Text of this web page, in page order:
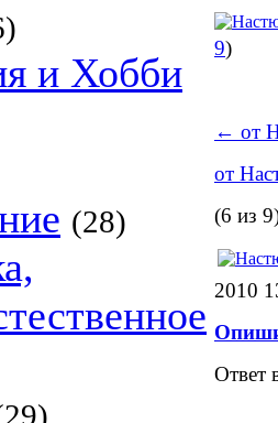
и Хобби
(28)
9)
← от
от
(6 из
2010
Ответ